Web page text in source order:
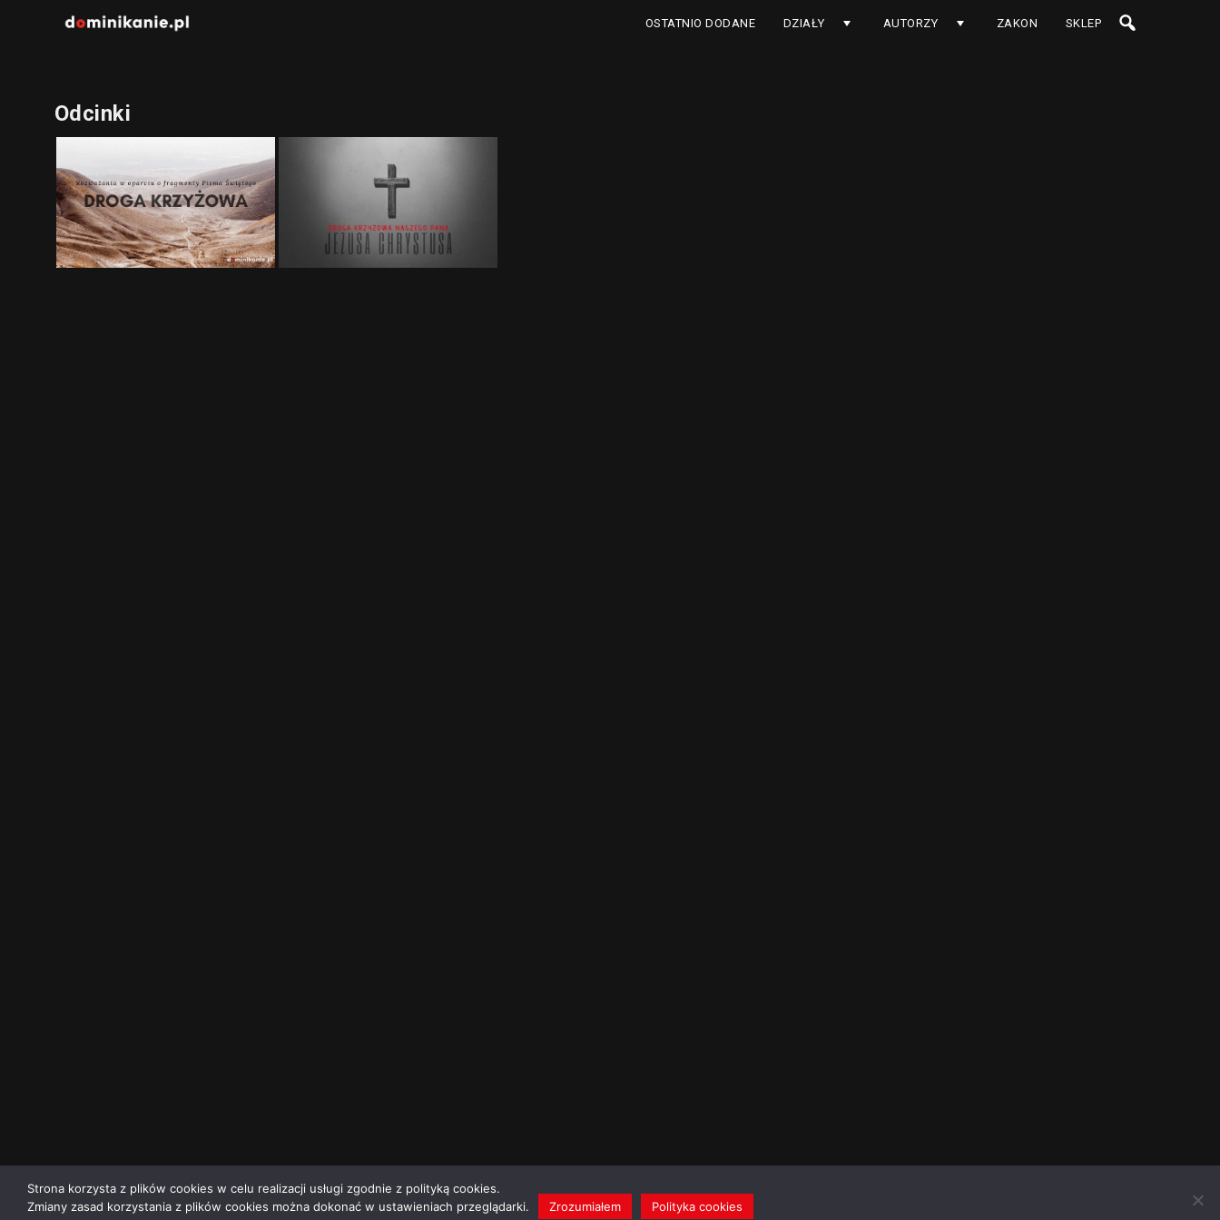
OSTATNIO DODANE DZIAŁY AUTORZY ZAKON SKLEP
Odcinki
Strona korzysta z plików cookies w celu realizacji usługi zgodnie z polityką cookies.
Zmiany zasad korzystania z plików cookies można dokonać w ustawieniach przeglądarki.
Zrozumiałem Polityka cookies